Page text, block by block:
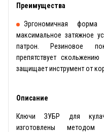
Преимущества
Эргономичная форма
максимальное затяжное
патрон. Резиновое
препятствует
защищает инструмент от
Описание
Ключи ЗУБР для
изготовлены